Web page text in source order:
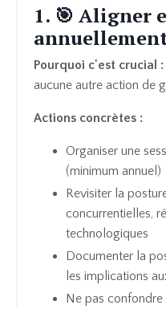
1. 🎯 Aligner
Pourquoi c'est crucial :
aucune autre action de
Actions concrètes :
Organiser une
(minimum annuel)
Revisiter la
concurrentielles,
technologiques
Documenter la
les implications
Ne pas